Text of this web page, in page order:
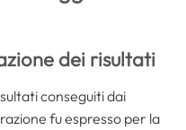
dei risultati
conseguiti dai
fu espresso per la